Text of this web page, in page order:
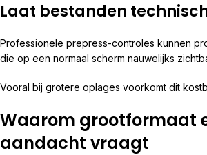
Laat bestanden
Professionele prepress-controles kunnen
die op een normaal scherm nauwelijks
Vooral bij grotere oplages voorkomt dit
Waarom grootformaat
aandacht vraagt